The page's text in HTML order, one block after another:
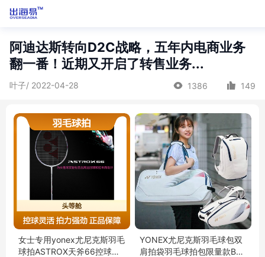
阿迪达斯转向D2C战略，五年内电商业务
翻一番！近期又开启了转售业务...
叶子/ 2022-04-28 1386 149
女士专用yonex尤尼克斯羽毛
球拍ASTROX天斧66控球型y
YONEX尤尼克斯羽毛球包双
肩拍袋羽毛球拍包限量款BA1